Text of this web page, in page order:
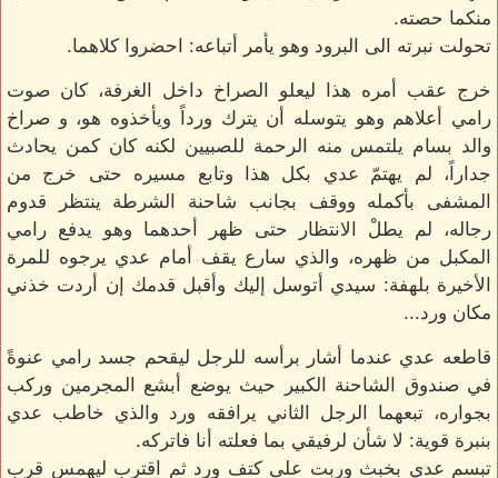
منكما حصته.
تحولت نبرته الى البرود وهو يأمر أتباعه: احضروا كلاهما.
خرج عقب أمره هذا ليعلو الصراخ داخل الغرفة، كان صوت
رامي أعلاهم وهو يتوسله أن يترك ورداً ويأخذوه هو، و صراخ
والد بسام يلتمس منه الرحمة للصبيين لكنه كان كمن يحادث
جداراً، لم يهتمّ عدي بكل هذا وتابع مسيره حتى خرج من
المشفى بأكمله ووقف بجانب شاحنة الشرطة ينتظر قدوم
رجاله، لم يطلْ الانتظار حتى ظهر أحدهما وهو يدفع رامي
المكبل من ظهره، والذي سارع يقف أمام عدي يرجوه للمرة
الأخيرة بلهفة: سيدي أتوسل إليك وأقبل قدمك إن أردت خذني
مكان ورد...
قاطعه عدي عندما أشار برأسه للرجل ليقحم جسد رامي عنوةً
في صندوق الشاحنة الكبير حيث يوضع أبشع المجرمين وركب
بجواره، تبعهما الرجل الثاني يرافقه ورد والذي خاطب عدي
بنبرة قوية: لا شأن لرفيقي بما فعلته أنا فاتركه.
تبسم عدي بخبث وربت على كتف ورد ثم اقترب ليهمس قرب